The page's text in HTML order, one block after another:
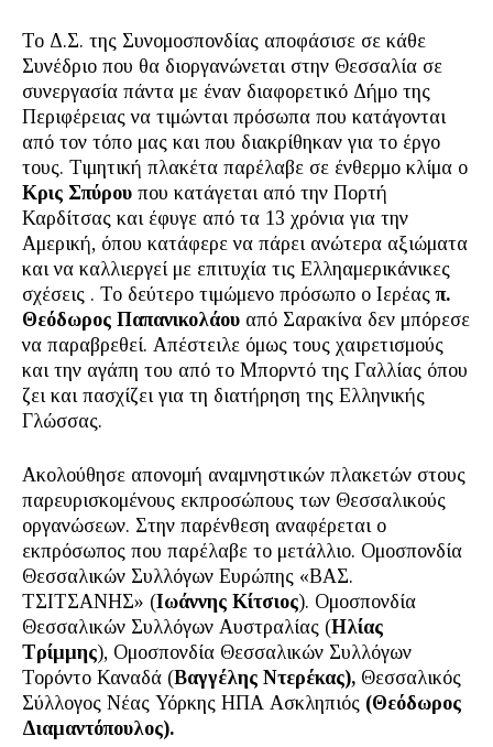
Το Δ.Σ. της Συνομοσπονδίας αποφάσισε σε κάθε
Συνέδριο που θα διοργανώνεται στην Θεσσαλία σε
συνεργασία πάντα με έναν διαφορετικό Δήμο της
Περιφέρειας να τιμώνται πρόσωπα που κατάγονται
από τον τόπο μας και που διακρίθηκαν για το έργο
τους. Τιμητική πλακέτα παρέλαβε σε ένθερμο κλίμα ο
Κρις Σπύρου που κατάγεται από την Πορτή
Καρδίτσας και έφυγε από τα 13 χρόνια για την
Αμερική, όπου κατάφερε να πάρει ανώτερα αξιώματα
και να καλλιεργεί με επιτυχία τις Ελληαμερικάνικες
σχέσεις . Το δεύτερο τιμώμενο πρόσωπο ο Ιερέαςπ.
Θεόδωρος Παπανικολάου από Σαρακίνα δεν μπόρεσε
να παραβρεθεί. Απέστειλε όμως τους χαιρετισμούς
και την αγάπη του από το Μπορντό της Γαλλίας όπου
ζει και πασχίζει για τη διατήρηση της Ελληνικής
Γλώσσας.
Ακολούθησε απονομή αναμνηστικών πλακετών στους
παρευρισκομένους εκπροσώπους των Θεσσαλικούς
οργανώσεων. Στην παρένθεση αναφέρεται ο
εκπρόσωπος που παρέλαβε το μετάλλιο. Ομοσπονδία
Θεσσαλικών Συλλόγων Ευρώπης «ΒΑΣ.
ΤΣΙΤΣΑΝΗΣ» (Ιωάννης Κίτσιος). Ομοσπονδία
Θεσσαλικών Συλλόγων Αυστραλίας (Ηλίας
Τρίμμης), Ομοσπονδία Θεσσαλικών Συλλόγων
Τορόντο Καναδά (Βαγγέλης Ντερέκας), Θεσσαλικός
Σύλλογος Νέας Υόρκης ΗΠΑ Ασκληπιός (Θεόδωρος
Διαμαντόπουλος).